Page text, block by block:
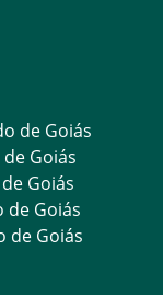
de Goiás
Goiás
Goiás
de Goiás
de Goiás